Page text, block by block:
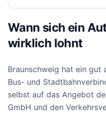
Wann sich ein
wirklich lohnt
Braunschweig hat ein gut
Bus- und
selbst auf das Angebot
GmbH und den